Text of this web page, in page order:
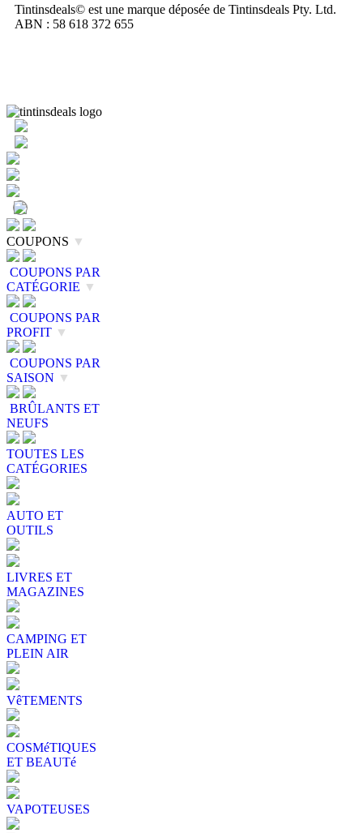
Tintinsdeals© est une marque déposée de Tintinsdeals Pty. Ltd.
ABN : 58 618 372 655
COUPONS ▼
COUPONS PAR
CATÉGORIE ▼
COUPONS PAR
PROFIT ▼
COUPONS PAR
SAISON ▼
BRÛLANTS ET
NEUFS
TOUTES LES
CATÉGORIES
AUTO ET
OUTILS
LIVRES ET
MAGAZINES
CAMPING ET
PLEIN AIR
VêTEMENTS
COSMéTIQUES
ET BEAUTé
VAPOTEUSES